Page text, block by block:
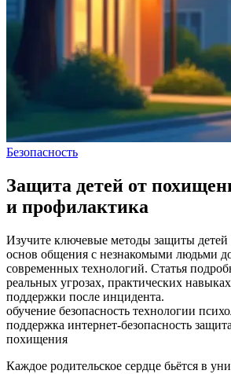
Безопасность
Защита детей от
и профилактика
Изучите ключевые методы защиты
основ общения с незнакомыми людьми
современных технологий. Статья
реальных угрозах, практических
поддержки после инцидента.
обучение безопасность технологии
поддержка интернет-безопасность
похищения
Каждое родительское сердце бьётся в